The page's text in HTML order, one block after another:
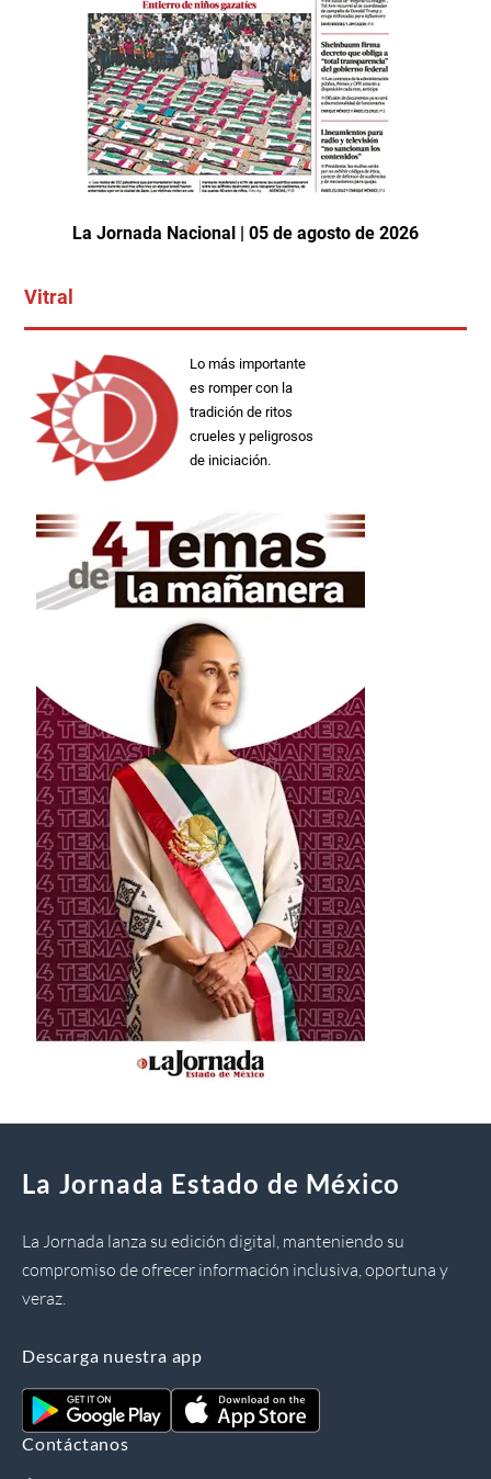
La Jornada Nacional | 05 de agosto de 2026
Vitral
Lo más importante
es romper con la
tradición de ritos
crueles y peligrosos
de iniciación.
La Jornada Estado de México
La Jornada lanza su edición digital, manteniendo su
compromiso de ofrecer información inclusiva, oportuna y
veraz.
Descarga nuestra app
Contáctanos